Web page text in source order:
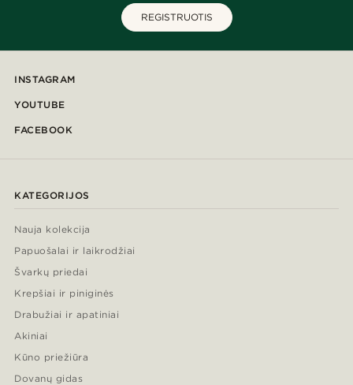
REGISTRUOTIS
INSTAGRAM
YOUTUBE
FACEBOOK
KATEGORIJOS
Nauja kolekcija
Papuošalai ir laikrodžiai
Švarkų priedai
Krepšiai ir piniginės
Drabužiai ir apatiniai
Akiniai
Kūno priežiūra
Dovanų gidas